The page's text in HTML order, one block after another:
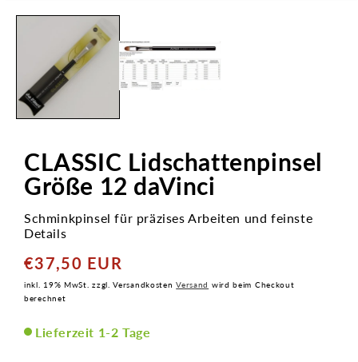
CLASSIC Lidschattenpinsel
Größe 12 daVinci
Schminkpinsel für präzises Arbeiten und feinste
Details
Normaler
Preis
€37,50 EUR
inkl. 19% MwSt. zzgl. VersandkostenVersand wird beim Checkout
berechnet
Lieferzeit 1-2 Tage